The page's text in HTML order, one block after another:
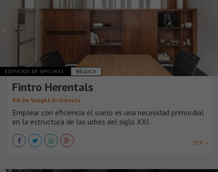
EDIFICIOS DE OFICINAS BÉLGICA
Fintro Herentals
Rik De Vooght Architects
Emplear con eficiencia el suelo es una necesidad primordial
en la estructura de las urbes del siglo XXI.
VER +